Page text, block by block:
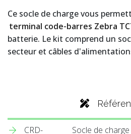
Ce socle de charge vous
terminal code-barres Zebra
batterie. Le kit comprend un
secteur et câbles
CRD-
Socle de